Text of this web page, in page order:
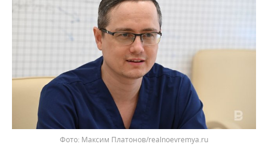
Фото: Максим Платонов/realnoevremya.ru